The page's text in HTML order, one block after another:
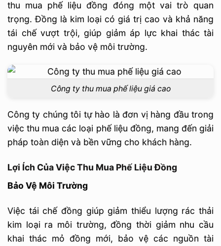
thu mua phế liệu đồng đóng một vai trò quan
trọng. Đồng là kim loại có giá trị cao và khả năng
tái chế vượt trội, giúp giảm áp lực khai thác tài
nguyên mới và bảo vệ môi trường.
Công ty thu mua phế liệu giá cao
Công ty chúng tôi tự hào là đơn vị hàng đầu trong
việc thu mua các loại phế liệu đồng, mang đến giải
pháp toàn diện và bền vững cho khách hàng.
Lợi Ích Của Việc Thu Mua Phế Liệu Đồng
Bảo Vệ Môi Trường
Việc tái chế đồng giúp giảm thiểu lượng rác thải
kim loại ra môi trường, đồng thời giảm nhu cầu
khai thác mỏ đồng mới, bảo vệ các nguồn tài